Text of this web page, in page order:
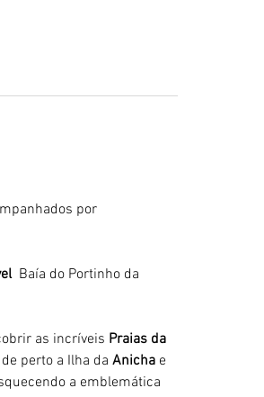
por
Baía do Portinho da
as incríveis Praias da
perto a Ilha da Anicha e
a emblemática